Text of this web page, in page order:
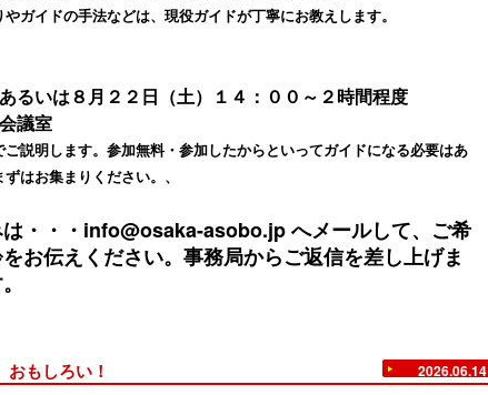
ガイドの手法などは、現役ガイドが丁寧にお教えします。
るいは８月２２日（土）１４：００～２時間程度
議室
ご説明します。参加無料・参加したからといってガイドになる必要はあ
はお集まりください。、
・・・info@osaka-asobo.jp へメールして、ご希
お伝えください。事務局からご返信を差し上げま
おもしろい！ 2026.06.14